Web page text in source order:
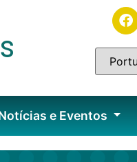
e Eventos